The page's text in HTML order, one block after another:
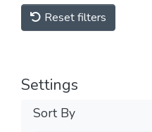
Reset filters
Settings
Sort By